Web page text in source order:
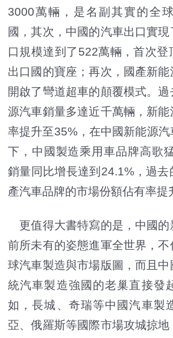
3000萬輛，是名副其實的全
國，其次，中國的汽車出口實
口規模達到了522萬輛，首次
出口國的寶座；再次，國產新能
開啟了彎道超車的顛覆模式。
源汽車銷量多達近千萬輛，新
率提升至35%，在中國新能源
下，中國製造乘用車品牌高歌
銷量同比增長達到24.1%，過去
產汽車品牌的市場份額佔有率提
更值得大書特寫的是，中國的
前所未有的姿態進軍全世界，
球汽車製造與市場版圖，而且
統汽車製造強國的老巢直接發
如，長城、奇瑞等中國汽車製
亞、俄羅斯等國際市場攻城掠